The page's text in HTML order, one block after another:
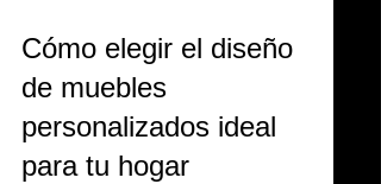
Cómo elegir el diseño
de muebles
personalizados ideal
para tu hogar